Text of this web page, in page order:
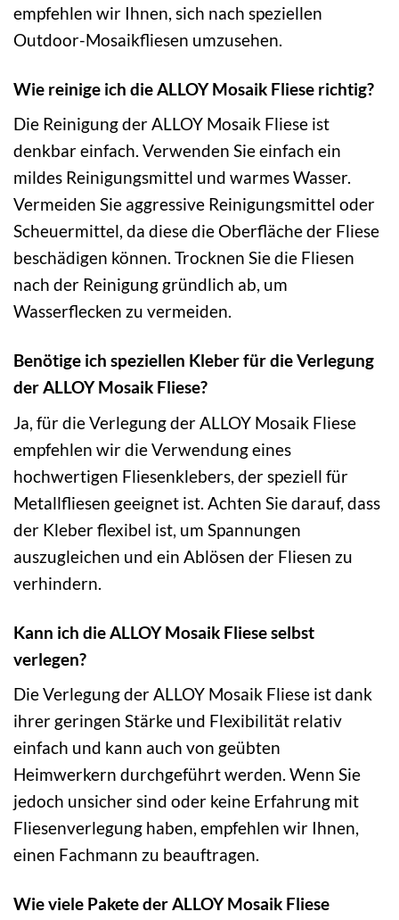
empfehlen wir Ihnen, sich nach speziellen
Outdoor-Mosaikfliesen umzusehen.
Wie reinige ich die ALLOY Mosaik Fliese richtig?
Die Reinigung der ALLOY Mosaik Fliese ist
denkbar einfach. Verwenden Sie einfach ein
mildes Reinigungsmittel und warmes Wasser.
Vermeiden Sie aggressive Reinigungsmittel oder
Scheuermittel, da diese die Oberfläche der Fliese
beschädigen können. Trocknen Sie die Fliesen
nach der Reinigung gründlich ab, um
Wasserflecken zu vermeiden.
Benötige ich speziellen Kleber für die Verlegung
der ALLOY Mosaik Fliese?
Ja, für die Verlegung der ALLOY Mosaik Fliese
empfehlen wir die Verwendung eines
hochwertigen Fliesenklebers, der speziell für
Metallfliesen geeignet ist. Achten Sie darauf, dass
der Kleber flexibel ist, um Spannungen
auszugleichen und ein Ablösen der Fliesen zu
verhindern.
Kann ich die ALLOY Mosaik Fliese selbst
verlegen?
Die Verlegung der ALLOY Mosaik Fliese ist dank
ihrer geringen Stärke und Flexibilität relativ
einfach und kann auch von geübten
Heimwerkern durchgeführt werden. Wenn Sie
jedoch unsicher sind oder keine Erfahrung mit
Fliesenverlegung haben, empfehlen wir Ihnen,
einen Fachmann zu beauftragen.
Wie viele Pakete der ALLOY Mosaik Fliese